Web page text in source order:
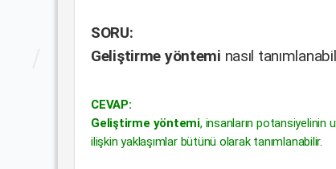
SORU:
Geliştirme yöntemi nasıl
CEVAP:
Geliştirme yöntemi, insanların potansiyelinin
ilişkin yaklaşımlar bütünü olarak tanımlanabilir.